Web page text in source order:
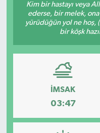
Kim bir hastayı veya
ederse, bir melek,
yürüdüğün yol ne
bir köşk
İMSAK
03:47
Turizm